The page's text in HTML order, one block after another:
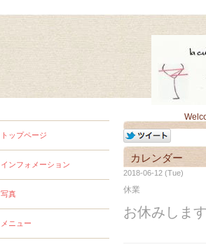
カレンダー
2018-06-12 (Tue)
休業
お休みしま
トップページ
インフォメーション
写真
メニュー